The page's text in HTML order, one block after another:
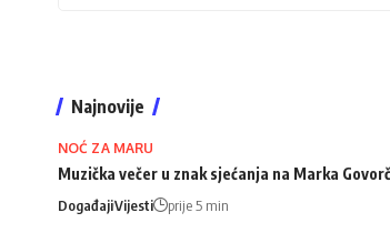
Najnovije
NOĆ ZA MARU
Muzička večer u znak sjećanja na Marka
DogađajiVijesti prije 5 min